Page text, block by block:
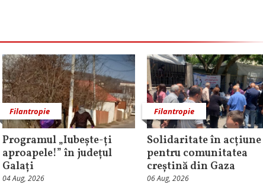
Filantropie
Programul „Iubește-ți
aproapele!” în județul
Galați
04 Aug, 2026
Filantropie
Solidaritate în acțiune
pentru comunitatea
creștină din Gaza
06 Aug, 2026